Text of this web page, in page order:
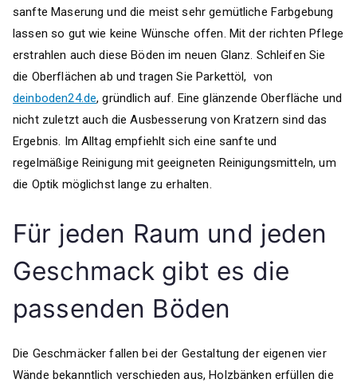
sanfte Maserung und die meist sehr gemütliche Farbgebung
lassen so gut wie keine Wünsche offen. Mit der richten Pflege
erstrahlen auch diese Böden im neuen Glanz. Schleifen Sie
die Oberflächen ab und tragen Sie Parkettöl, von
deinboden24.de, gründlich auf. Eine glänzende Oberfläche und
nicht zuletzt auch die Ausbesserung von Kratzern sind das
Ergebnis. Im Alltag empfiehlt sich eine sanfte und
regelmäßige Reinigung mit geeigneten Reinigungsmitteln, um
die Optik möglichst lange zu erhalten.
Für jeden Raum und jeden
Geschmack gibt es die
passenden Böden
Die Geschmäcker fallen bei der Gestaltung der eigenen vier
Wände bekanntlich verschieden aus, Holzbänken erfüllen die